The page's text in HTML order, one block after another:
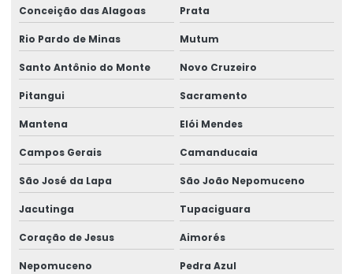
Laudo técnico ergonômico
Medicina do trabalho e saúde ocupacional
Medicina ocupacional
Medicina e segurança do trabalho
Medicina e segurança do trabalho empresas
Palestras de ergonomia para empresas
Perícia de ação revisional
Conceição das Alagoas Prata
Rio Pardo de Minas Mutum
Santo Antônio do Monte Novo Cruzeiro
Pitangui Sacramento
Mantena Elói Mendes
Campos Gerais Camanducaia
São José da Lapa São João Nepomuceno
Jacutinga Tupaciguara
Coração de Jesus Aimorés
Nepomuceno Pedra Azul